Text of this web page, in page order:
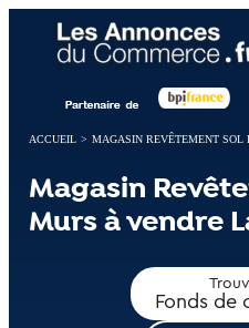
ACCUEIL > MAGASIN REVÊTEMENT SOL
Magasin
Murs à vendre
Fonds de
Panneau de gestion des